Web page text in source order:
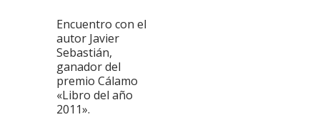
Encuentro con el
autor Javier
Sebastián,
ganador del
premio Cálamo
«Libro del año
2011».